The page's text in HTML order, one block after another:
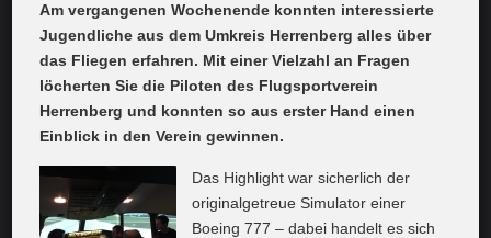
Am vergangenen Wochenende konnten interessierte
Jugendliche aus dem Umkreis Herrenberg alles über
das Fliegen erfahren. Mit einer Vielzahl an Fragen
löcherten Sie die Piloten des Flugsportverein
Herrenberg und konnten so aus erster Hand einen
Einblick in den Verein gewinnen.
Das Highlight war sicherlich der
originalgetreue Simulator einer
Boeing 777 – dabei handelt es sich